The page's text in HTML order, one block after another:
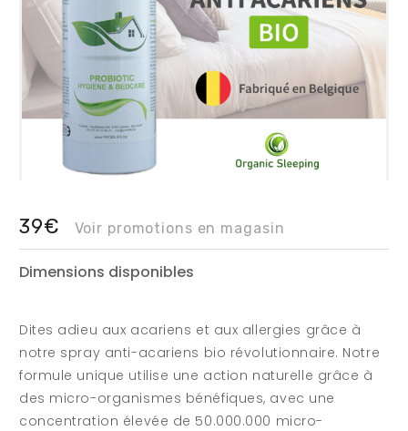
39€ Voir promotions en magasin
Dimensions disponibles
Dites adieu aux acariens et aux allergies grâce à
notre spray anti-acariens bio révolutionnaire. Notre
formule unique utilise une action naturelle grâce à
des micro-organismes bénéfiques, avec une
concentration élevée de 50.000.000 micro-